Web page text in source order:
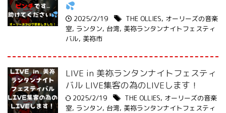
2025/2/19 THE OLLIES, オーリーズの音楽
室, ランタン, 台湾, 美祢ランタンナイトフェスティ
バル, 美祢市
LIVE in 美祢ランタンナイトフェスティ
バル LIVE集客の為のLIVEします！
2025/2/19 THE OLLIES, オーリーズの音楽
室, ランタン, 台湾, 美祢ランタンナイトフェスティ